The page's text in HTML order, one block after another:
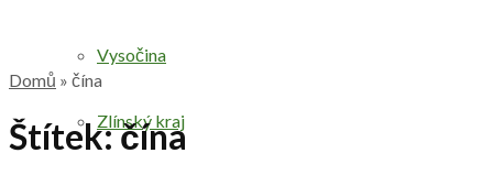
Vysočina
Zlínský kraj
Domů » čína
Štítek:čína